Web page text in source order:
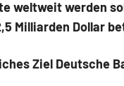
weltweit werden
Milliarden Dollar
Ziel Deutsche